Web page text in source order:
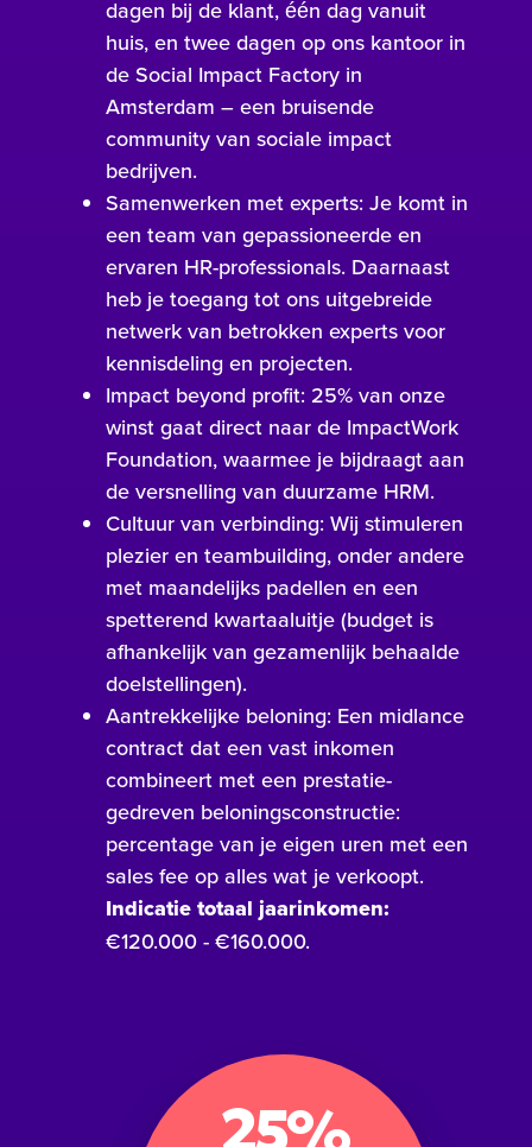
dagen bij de klant, één dag vanuit
huis, en twee dagen op ons kantoor in
de Social Impact Factory in
Amsterdam – een bruisende
community van sociale impact
bedrijven.
Samenwerken met experts: Je komt in
een team van gepassioneerde en
ervaren HR-professionals. Daarnaast
heb je toegang tot ons uitgebreide
netwerk van betrokken experts voor
kennisdeling en projecten.
Impact beyond profit: 25% van onze
winst gaat direct naar de ImpactWork
Foundation, waarmee je bijdraagt aan
de versnelling van duurzame HRM.
Cultuur van verbinding: Wij stimuleren
plezier en teambuilding, onder andere
met maandelijks padellen en een
spetterend kwartaaluitje (budget is
afhankelijk van gezamenlijk behaalde
doelstellingen).
Aantrekkelijke beloning: Een midlance
contract dat een vast inkomen
combineert met een prestatie-
gedreven beloningsconstructie:
percentage van je eigen uren met een
sales fee op alles wat je verkoopt.
Indicatie totaal jaarinkomen:
€120.000 - €160.000.
25%